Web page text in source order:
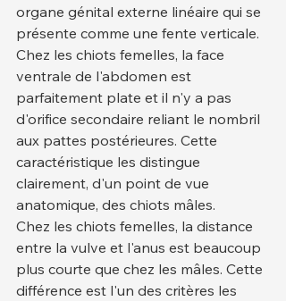
organe génital externe linéaire qui se
présente comme une fente verticale.
Chez les chiots femelles, la face
ventrale de l'abdomen est
parfaitement plate et il n'y a pas
d'orifice secondaire reliant le nombril
aux pattes postérieures. Cette
caractéristique les distingue
clairement, d'un point de vue
anatomique, des chiots mâles.
Chez les chiots femelles, la distance
entre la vulve et l'anus est beaucoup
plus courte que chez les mâles. Cette
différence est l'un des critères les